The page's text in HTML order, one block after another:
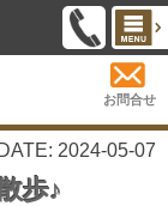
お問合せ
DATE: 2024-05-07
歩♪